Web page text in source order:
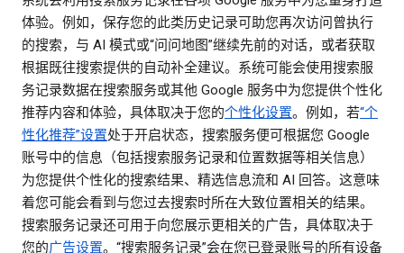
体验。例如，保存您的此类历史记录可助您再次访问曾执行
的搜索，与 AI 模式或“问问地图”继续先前的对话，或者获取
根据既往搜索提供的自动补全建议。系统可能会使用搜索服
务记录数据在搜索服务或其他 Google 服务中为您提供个性化
推荐内容和体验，具体取决于您的个性化设置。例如，若“个
性化推荐”设置处于开启状态，搜索服务便可根据您 Google
账号中的信息（包括搜索服务记录和位置数据等相关信息）
为您提供个性化的搜索结果、精选信息流和 AI 回答。这意味
着您可能会看到与您过去搜索时所在大致位置相关的结果。
搜索服务记录还可用于向您展示更相关的广告，具体取决于
您的广告设置。“搜索服务记录”会在您已登录账号的所有设备